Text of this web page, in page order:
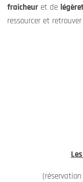
fraîcheur et de
ressourcer et